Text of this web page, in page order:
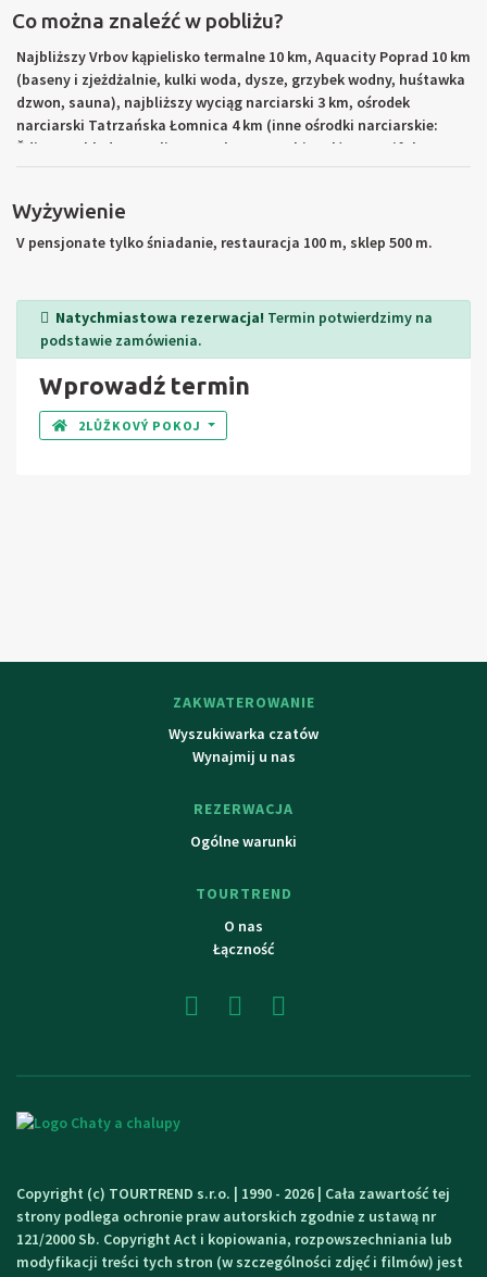
Co można znaleźć w pobliżu?
Najbliższy Vrbov kąpielisko termalne 10 km, Aquacity Poprad 10 km
(baseny i zjeżdżalnie, kulki woda, dysze, grzybek wodny, huśtawka
dzwon, sauna), najbliższy wyciąg narciarski 3 km, ośrodek
narciarski Tatrzańska Łomnica 4 km (inne ośrodki narciarskie:
Ždiar, Bachledova Dolina, Smokovce, Hrebienok). Beautiful
turystyka w Tatrach Wysokich (Łomnica, Sławkowski Shield, Great
chaty. Moravka, domek Bandit's, domek Rysmi, Cechy Slavkovská,
Wielickiej, Batyżowieckiej, Štolská Valley), wycieczki do Bielskie
Keżmarok, Zamek Spiski, Lewocza. Okolicznych miast: Poprad,
Stary Smokowiec, Stara Lesna, Tatrzańska Łomnica, Kieżmark.
Wyżywienie
V pensjonate tylko śniadanie, restauracja 100 m, sklep 500 m.
Natychmiastowa rezerwacja! Termin potwierdzimy na
podstawie zamówienia.
Wprowadź termin
2LŮŽKOVÝ POKOJ
ZAKWATEROWANIE
Wyszukiwarka czatów
Wynajmij u nas
REZERWACJA
Ogólne warunki
TOURTREND
O nas
Łączność
Copyright (c) TOURTREND s.r.o. | 1990 - 2026 | Cała zawartość tej
strony podlega ochronie praw autorskich zgodnie z ustawą nr
121/2000 Sb. Copyright Act i kopiowania, rozpowszechniania lub
modyfikacji treści tych stron (w szczególności zdjęć i filmów) jest